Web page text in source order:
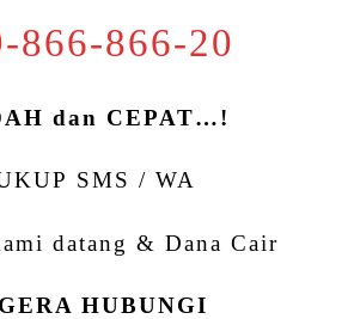
866-866-20
dan CEPAT…!
SMS / WA
datang & Dana Cair
HUBUNGI